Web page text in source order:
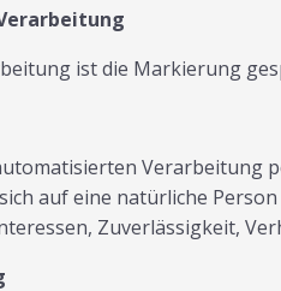
ist die Markierung
Verarbeitung
auf eine natürliche
Zuverlässigkeit,